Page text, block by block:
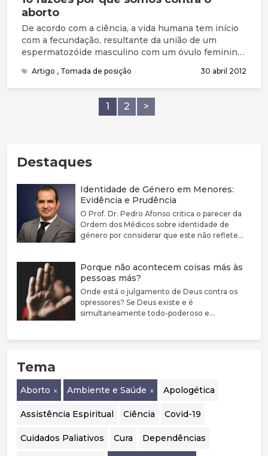
aborto
De acordo com a ciência, a vida humana tem início
com a fecundação, resultante da união de um
espermatozóide masculino com um óvulo feminino.
informação genética do progenitor, de modo que a
célula resultante da fertilização, denominada ovo ou
zigoto, recebe toda a informação genética
necessária para orientar o desenvolvimento do
Artigo , Tomada de posição 30 abril 2012
1 2 >
Destaques
Identidade de Género em Menores:
Evidência e Prudência
O Prof. Dr. Pedro Afonso critica o parecer da
Ordem dos Médicos sobre identidade de
género por considerar que este não reflete
Defende que a disforia de género deve ser
encarada como uma condição médica
associada a sofrimento e sublinha a elevada
prevalência de comorbilidades psiquiátricas
nestes jovens. Argumenta que a evidência
o acompanhamento psicológico. Por fim,
considera essencial realizar uma auditoria
avaliar a segurança, eficácia e qualidade das
Porque não acontecem coisas más às
pessoas más?
Onde está o julgamento de Deus contra os
opressores? Se Deus existe e é
simultaneamente todo-poderoso e
Tema
Aborto Ambiente e Saúde Apologética
Assistência Espiritual Ciência Covid-19
Cuidados Paliativos Cura Dependências